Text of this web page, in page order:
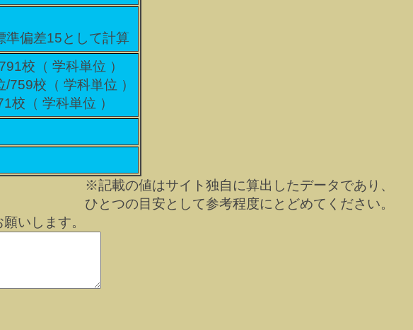
偏差15として計算
校（ 学科単位 ）
759校（ 学科単位 ）
校（ 学科単位 ）
※記載の値はサイト独自に算出したデータであり、
ひとつの目安として参考程度にとどめてください。
いします。